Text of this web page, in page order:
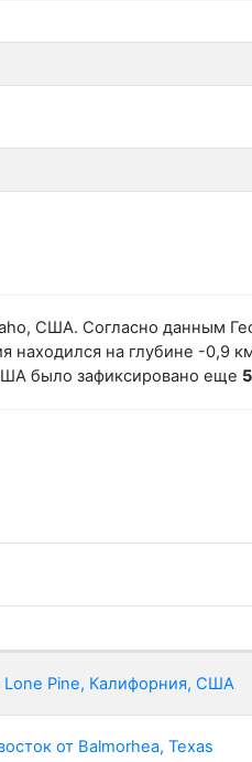
США. Согласно данным
находился на глубине -0,9
было зафиксировано еще 5
Lone Pine, Калифорния, США
от Balmorhea, Texas